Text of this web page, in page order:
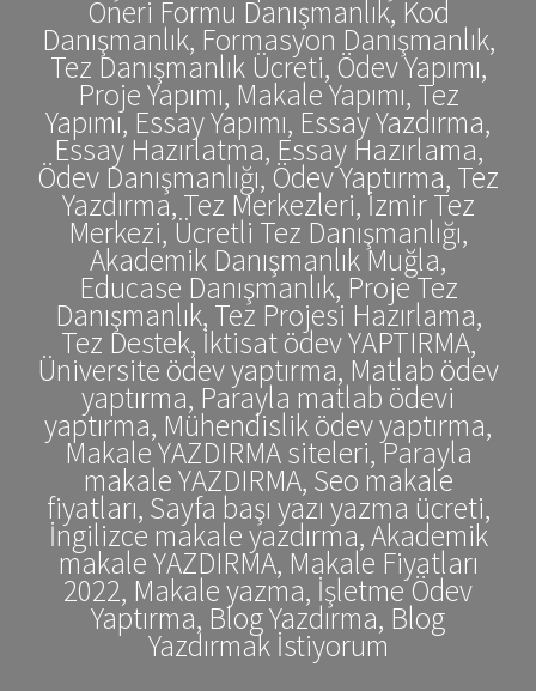
Öneri Formu Danışmanlık, Kod
Danışmanlık, Formasyon Danışmanlık,
Tez Danışmanlık Ücreti, Ödev Yapımı,
Proje Yapımı, Makale Yapımı, Tez
Yapımı, Essay Yapımı, Essay Yazdırma,
Essay Hazırlatma, Essay Hazırlama,
Ödev Danışmanlığı, Ödev Yaptırma, Tez
Yazdırma, Tez Merkezleri, İzmir Tez
Merkezi, Ücretli Tez Danışmanlığı,
Akademik Danışmanlık Muğla,
Educase Danışmanlık, Proje Tez
Danışmanlık, Tez Projesi Hazırlama,
Tez Destek, İktisat ödev YAPTIRMA,
Üniversite ödev yaptırma, Matlab ödev
yaptırma, Parayla matlab ödevi
yaptırma, Mühendislik ödev yaptırma,
Makale YAZDIRMA siteleri, Parayla
makale YAZDIRMA, Seo makale
fiyatları, Sayfa başı yazı yazma ücreti,
İngilizce makale yazdırma, Akademik
makale YAZDIRMA, Makale Fiyatları
2022, Makale yazma, İşletme Ödev
Yaptırma, Blog Yazdırma, Blog
Yazdırmak İstiyorum